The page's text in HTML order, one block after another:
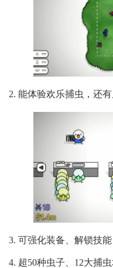
2. 能体验欢乐捕虫，还
3. 可强化装备、解锁技能
4. 超50种虫子、12大捕